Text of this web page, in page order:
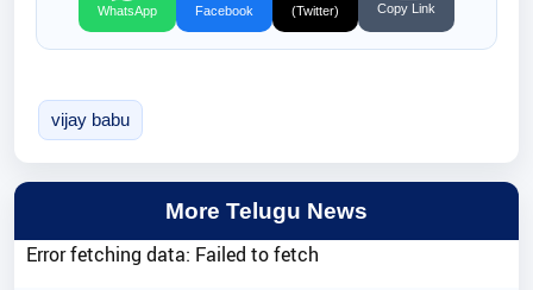
WhatsApp Facebook (Twitter) Copy Link
vijay babu
More Telugu News
Error fetching data: Failed to fetch